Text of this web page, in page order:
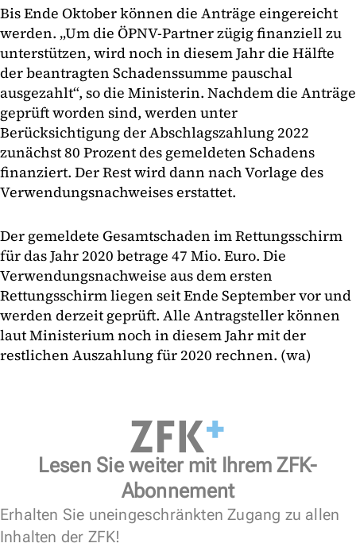
Bis Ende Oktober können die Anträge eingereicht
werden. „Um die ÖPNV-Partner zügig finanziell zu
unterstützen, wird noch in diesem Jahr die Hälfte
der beantragten Schadenssumme pauschal
ausgezahlt“, so die Ministerin. Nachdem die Anträge
geprüft worden sind, werden unter
Berücksichtigung der Abschlagszahlung 2022
zunächst 80 Prozent des gemeldeten Schadens
finanziert. Der Rest wird dann nach Vorlage des
Verwendungsnachweises erstattet.
Der gemeldete Gesamtschaden im Rettungsschirm
für das Jahr 2020 betrage 47 Mio. Euro. Die
Verwendungsnachweise aus dem ersten
Rettungsschirm liegen seit Ende September vor und
werden derzeit geprüft. Alle Antragsteller können
laut Ministerium noch in diesem Jahr mit der
restlichen Auszahlung für 2020 rechnen. (wa)
Lesen Sie weiter mit Ihrem ZFK-
Abonnement
Erhalten Sie uneingeschränkten Zugang zu allen
Inhalten der ZFK!